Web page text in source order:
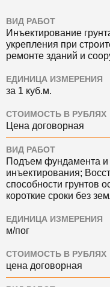
ВИД РАБОТ
Инъектирование
укрепления при
ремонте зданий и
ЕДИНИЦА ИЗМЕРЕНИЯ
за 1 куб.м.
СТОИМОСТЬ В РУБЛЯХ
Цена договорная
ВИД РАБОТ
Подъем фундамента и
инъектирования;
способности грунтов
короткие сроки без
ЕДИНИЦА ИЗМЕРЕНИЯ
м/пог
СТОИМОСТЬ В РУБЛЯХ
цена договорная